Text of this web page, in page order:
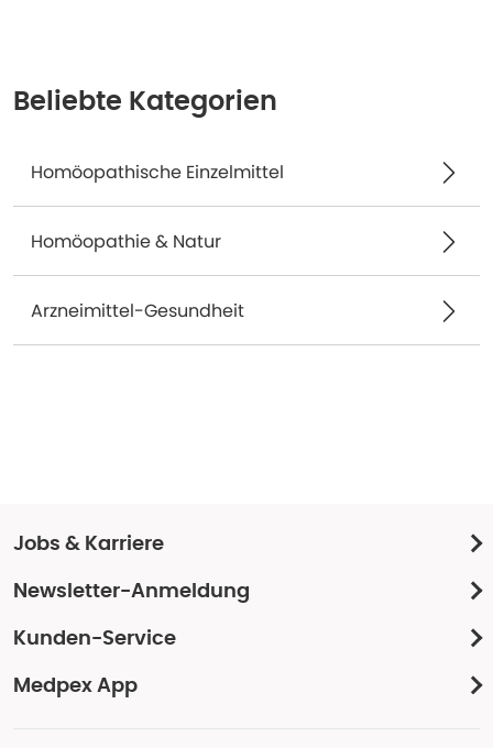
Beliebte Kategorien
Homöopathische Einzelmittel
Homöopathie & Natur
Arzneimittel-Gesundheit
Jobs & Karriere
Newsletter-Anmeldung
Kunden-Service
Medpex App